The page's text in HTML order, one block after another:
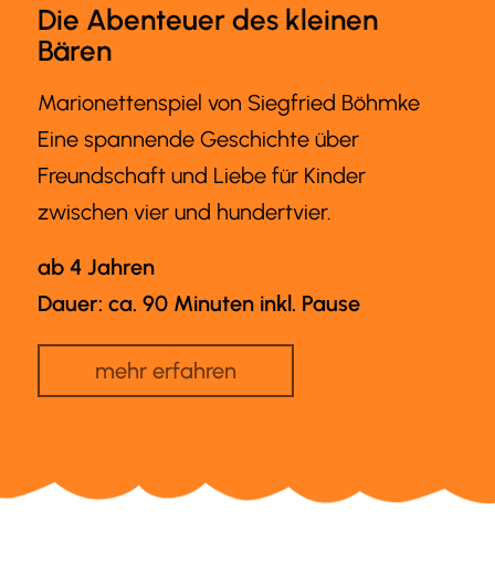
Die Abenteuer des kleinen
Bären
Marionettenspiel von Siegfried Böhmke
Eine spannende Geschichte über
Freundschaft und Liebe für Kinder
zwischen vier und hundertvier.
ab 4 Jahren
Dauer: ca. 90 Minuten inkl. Pause
mehr erfahren